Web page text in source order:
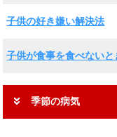
子供の好き嫌い解決法
子供が食事を食べないと
季節の病気